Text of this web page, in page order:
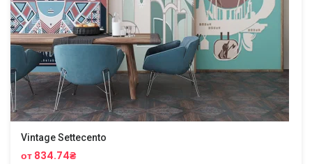
Vintage Settecento
от 834.74₴